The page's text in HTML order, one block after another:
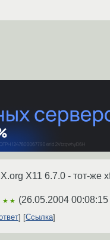
X11 6.7.0 - тот-же
★★ (26.05.2004
Ссылка